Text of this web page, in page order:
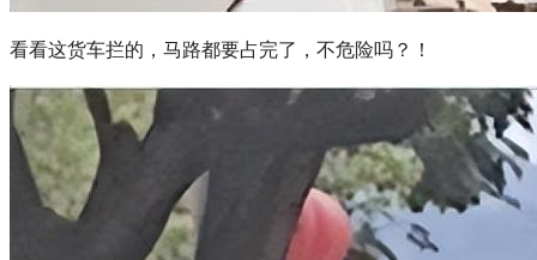
看看这货车拦的，马路都要占完了，不危险吗？！